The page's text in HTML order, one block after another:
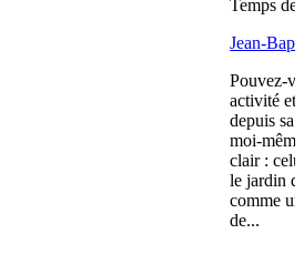
Temps de
Jean-
Pouvez-
activité et
depuis sa
moi-
clair :
le jardin
comme
de...